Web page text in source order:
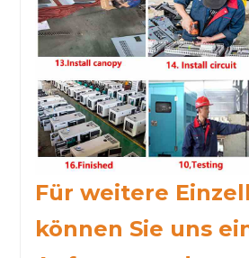
Für weitere
können Sie uns